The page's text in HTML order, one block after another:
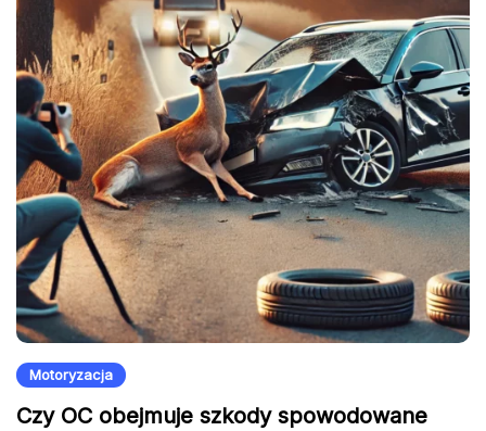
Motoryzacja
Czy OC obejmuje szkody spowodowane